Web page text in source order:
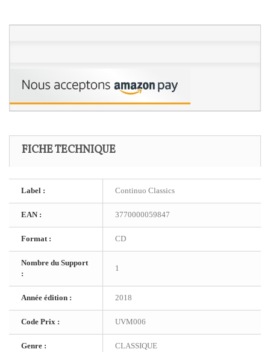
FICHE TECHNIQUE
Label : Continuo Classics
EAN : 3770000059847
Format : CD
Nombre du Support
:
1
Année édition : 2018
Code Prix : UVM006
Genre : CLASSIQUE